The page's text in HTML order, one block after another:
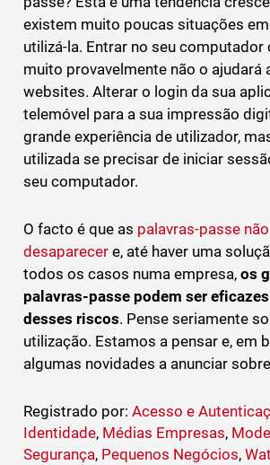
existem muito poucas situações
utilizá-la. Entrar no seu computador
muito provavelmente não o ajudará
websites. Alterar o login da sua
telemóvel para a sua impressão
grande experiência de utilizador,
utilizada se precisar de iniciar
seu computador.
O facto é que as palavras-passe
desaparecere, até haver uma
todos os casos numa empresa, os
palavras-passe podem ser
desses riscos. Pense seriamente
utilização. Estamos a pensar e, em
algumas novidades a anunciar
Registrado por: Acesso e
Identidade, Médias Empresas,
Segurança, Pequenos Negócios,